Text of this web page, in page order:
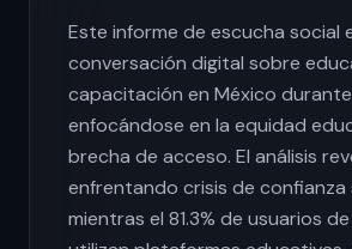
Este informe de escucha social
conversación digital sobre
capacitación en México
enfocándose en la equidad
brecha de acceso. El análisis
enfrentando crisis de confianza
mientras el 81.3% de usuarios